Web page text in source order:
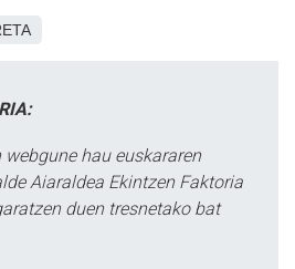
hau euskararen
Aiaraldea Ekintzen Faktoria
duen tresnetako bat